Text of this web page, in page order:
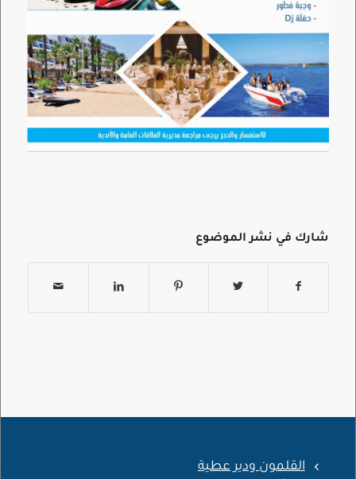
شارك في نشر الموضوع
القلمون ودير عطية